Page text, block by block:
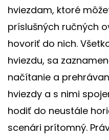
hviezdam, ktoré
príslušných ručných
hovoriť do nich.
hviezdu, sa
načítanie a
hviezdy a s nimi
hodiť do neustále
scenári prítomný.